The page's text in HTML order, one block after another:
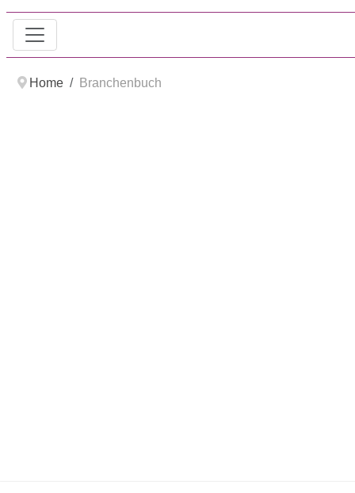
Home Branchenbuch